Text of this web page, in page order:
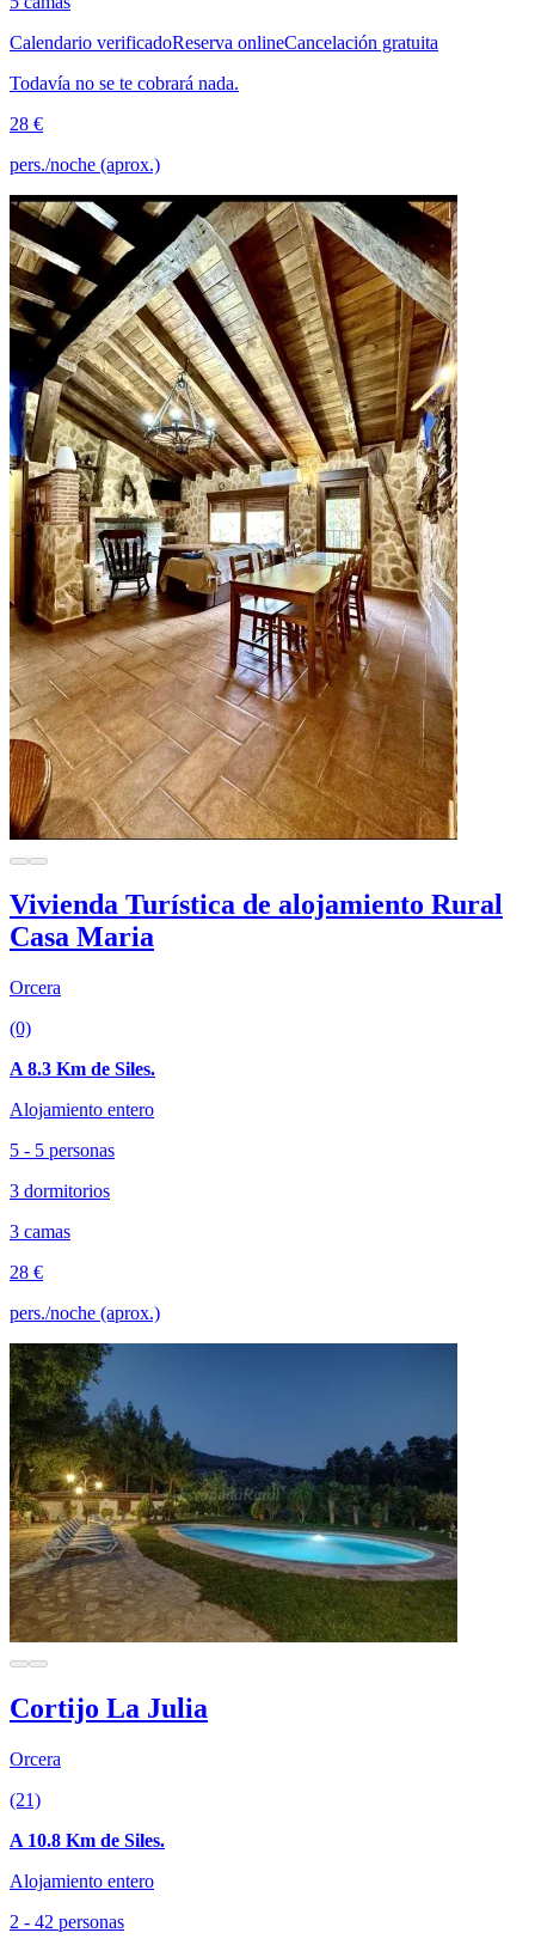
Calendario verificadoReserva onlineCancelación gratuita
Todavía no se te cobrará nada.
28 €
pers./noche (aprox.)
Vivienda Turística de alojamiento Rural
Casa Maria
Orcera
(0)
A 8.3 Km de Siles.
Alojamiento entero
5 - 5 personas
3 dormitorios
3 camas
28 €
pers./noche (aprox.)
Cortijo La Julia
Orcera
(21)
A 10.8 Km de Siles.
Alojamiento entero
2 - 42 personas